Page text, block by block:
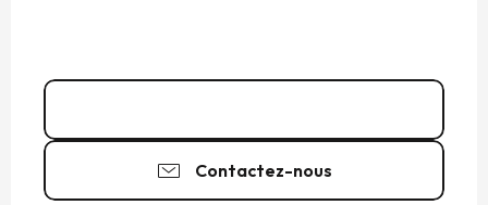
Contactez-nous